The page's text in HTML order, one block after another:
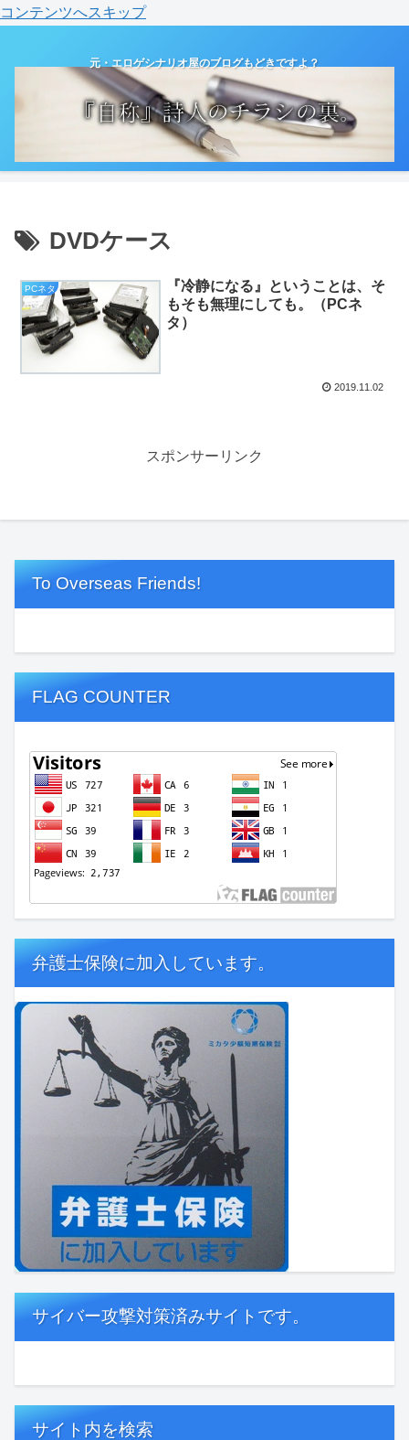
コンテンツへスキップ
元・エロゲシナリオ屋のブログもどきですよ？
DVDケース
PCネタ
『冷静になる』ということは、そ
もそも無理にしても。（PCネ
タ）
2019.11.02
スポンサーリンク
To Overseas Friends!
FLAG COUNTER
弁護士保険に加入しています。
サイバー攻撃対策済みサイトです。
サイト内を検索